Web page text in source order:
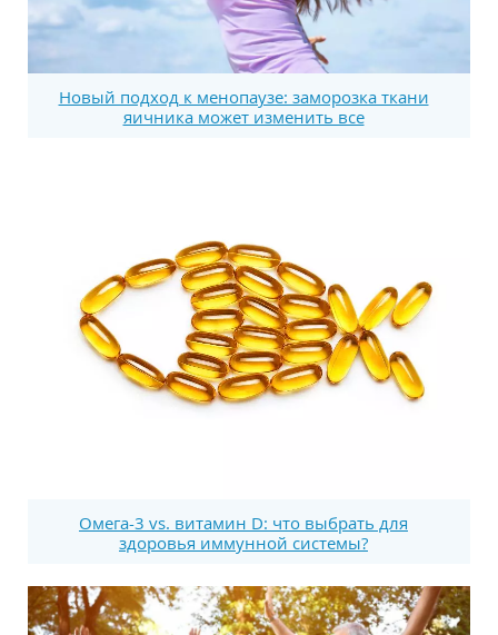
Новый подход к менопаузе: заморозка ткани
яичника может изменить все
Омега-3 vs. витамин D: что выбрать для
здоровья иммунной системы?